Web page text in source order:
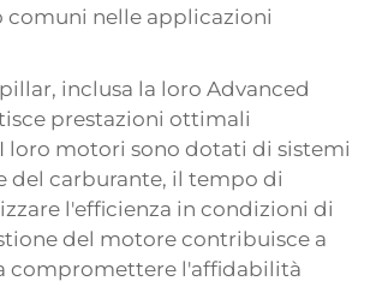
comuni nelle applicazioni
inclusa la loro Advanced
prestazioni ottimali
motori sono dotati di sistemi
carburante, il tempo di
l'efficienza in condizioni di
del motore contribuisce a
compromettere l'affidabilità